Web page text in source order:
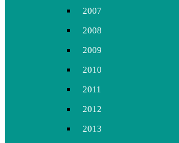
2007
2008
2009
2010
2011
2012
2013